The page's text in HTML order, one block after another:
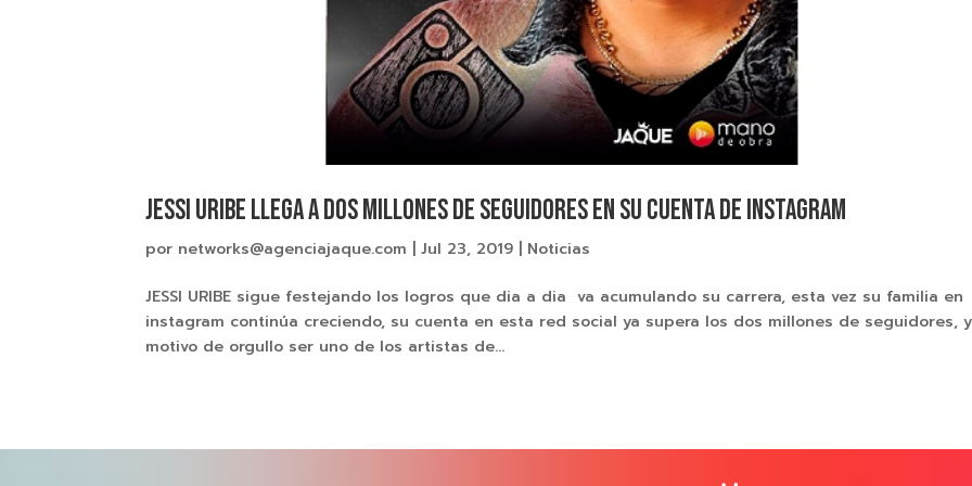
JESSI URIBE LLEGA A DOS MILLONES DE SEGUIDORES EN SU CUENTA DE INSTAGRAM
por networks@agenciajaque.com |Jul 23, 2019 Noticias
JESSI URIBE sigue festejando los logros que dia a dia va acumulando su carrera, esta vez su familia en
instagram continúa creciendo, su cuenta en esta red social ya supera los dos millones de seguidores,
motivo de orgullo ser uno de los artistas de...